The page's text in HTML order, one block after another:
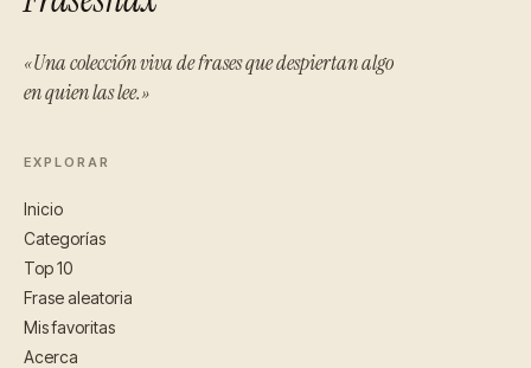
«Una colección viva de frases que despiertan algo
en quien las lee.»
EXPLORAR
Inicio
Categorías
Top 10
Frase aleatoria
Mis favoritas
Acerca